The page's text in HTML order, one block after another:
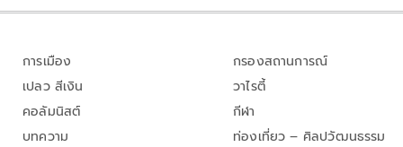
การเมือง
เปลว สีเงิน
คอลัมนิสต์
บทความ
กรองสถานการณ์
วาไรตี้
กีฬา
ท่องเที่ยว – ศิลปวัฒนธรรม